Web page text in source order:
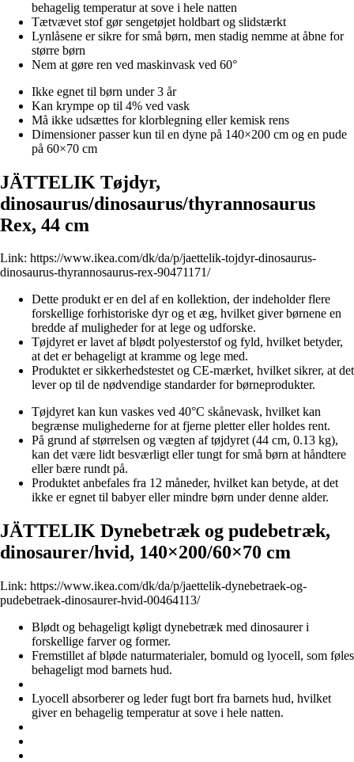
behagelig temperatur at sove i hele natten
Tætvævet stof gør sengetøjet holdbart og slidstærkt
Lynlåsene er sikre for små børn, men stadig nemme at åbne for
større børn
Nem at gøre ren ved maskinvask ved 60°
Ikke egnet til børn under 3 år
Kan krympe op til 4% ved vask
Må ikke udsættes for klorblegning eller kemisk rens
Dimensioner passer kun til en dyne på 140×200 cm og en pude
på 60×70 cm
JÄTTELIK Tøjdyr,
dinosaurus/dinosaurus/thyrannosaurus
Rex, 44 cm
Link: https://www.ikea.com/dk/da/p/jaettelik-tojdyr-dinosaurus-
dinosaurus-thyrannosaurus-rex-90471171/
Dette produkt er en del af en kollektion, der indeholder flere
forskellige forhistoriske dyr og et æg, hvilket giver børnene en
bredde af muligheder for at lege og udforske.
Tøjdyret er lavet af blødt polyesterstof og fyld, hvilket betyder,
at det er behageligt at kramme og lege med.
Produktet er sikkerhedstestet og CE-mærket, hvilket sikrer, at det
lever op til de nødvendige standarder for børneprodukter.
Tøjdyret kan kun vaskes ved 40°C skånevask, hvilket kan
begrænse mulighederne for at fjerne pletter eller holdes rent.
På grund af størrelsen og vægten af tøjdyret (44 cm, 0.13 kg),
kan det være lidt besværligt eller tungt for små børn at håndtere
eller bære rundt på.
Produktet anbefales fra 12 måneder, hvilket kan betyde, at det
ikke er egnet til babyer eller mindre børn under denne alder.
JÄTTELIK Dynebetræk og pudebetræk,
dinosaurer/hvid, 140×200/60×70 cm
Link: https://www.ikea.com/dk/da/p/jaettelik-dynebetraek-og-
pudebetraek-dinosaurer-hvid-00464113/
Blødt og behageligt køligt dynebetræk med dinosaurer i
forskellige farver og former.
Fremstillet af bløde naturmaterialer, bomuld og lyocell, som føles
behageligt mod barnets hud.
Lyocell absorberer og leder fugt bort fra barnets hud, hvilket
giver en behagelig temperatur at sove i hele natten.